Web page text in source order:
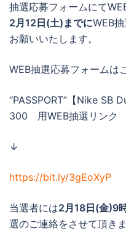
抽選応募フォームにて
2月12日(土)までにWEB
お願いいたします。
WEB抽選応募フォームは
“PASSPORT”【Nike SB
300 用WEB抽選リンク
↓
https://bit.ly/3gEoXyP
当選者には2月18日(金)9
選のご連絡をさせて頂きま